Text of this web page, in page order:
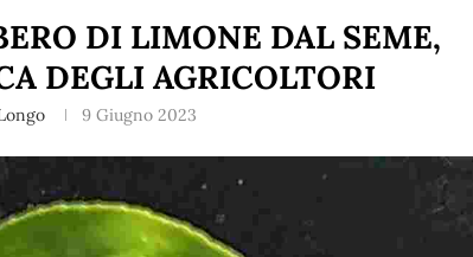
DI LIMONE DAL SEME,
DEGLI AGRICOLTORI
9 Giugno 2023